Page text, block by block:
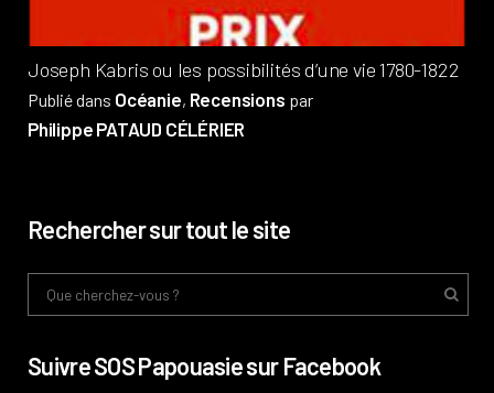
Joseph Kabris ou les possibilités d’une vie 1780-1822
Publié dans Océanie, Recensions par
Philippe PATAUD CÉLÉRIER
Rechercher sur tout le site
Suivre SOS Papouasie sur Facebook